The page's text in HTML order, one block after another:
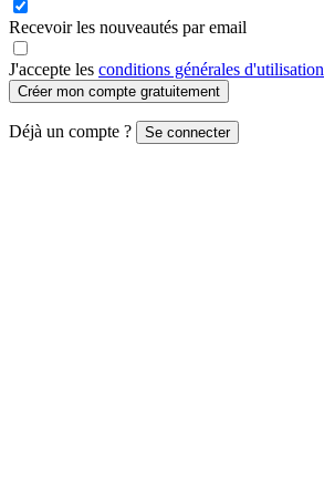
Recevoir les nouveautés par email
J'accepte les conditions générales d'utilisation
Créer mon compte gratuitement
Déjà un compte ? Se connecter